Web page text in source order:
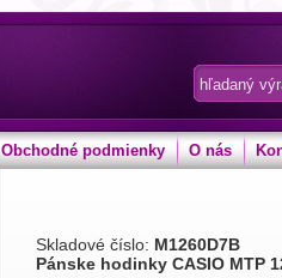
Obchodné podmienky O nás
Skladové číslo: M1260D7B
Pánske hodinky CASIO MTP